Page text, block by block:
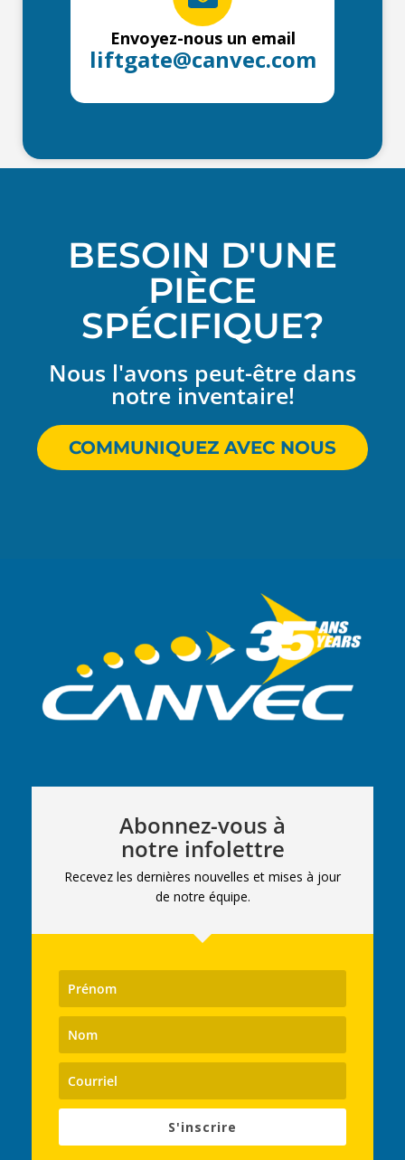
Envoyez-nous un email
liftgate@canvec.com
BESOIN D'UNE
PIÈCE
SPÉCIFIQUE?
Nous l'avons peut-être dans
notre inventaire!
COMMUNIQUEZ AVEC NOUS
Abonnez-vous à
notre infolettre
Recevez les dernières nouvelles et mises à jour
de notre équipe.
S'inscrire